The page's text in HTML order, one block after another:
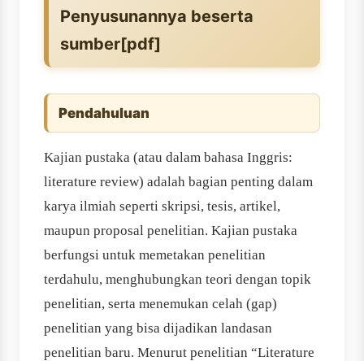
Penyusunannya beserta
sumber[pdf]
Pendahuluan
Kajian pustaka (atau dalam bahasa Inggris:
literature review) adalah bagian penting dalam
karya ilmiah seperti skripsi, tesis, artikel,
maupun proposal penelitian. Kajian pustaka
berfungsi untuk memetakan penelitian
terdahulu, menghubungkan teori dengan topik
penelitian, serta menemukan celah (gap)
penelitian yang bisa dijadikan landasan
penelitian baru. Menurut penelitian “Literature